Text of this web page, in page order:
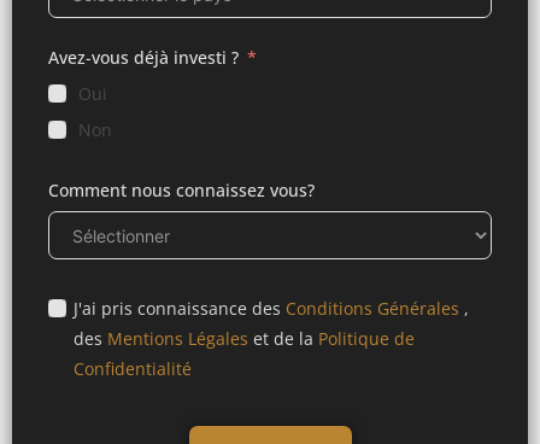
Avez-vous déjà investi ?
Oui
Non
Comment nous connaissez vous?
J'ai pris connaissance des Conditions Générales ,
des Mentions Légales et de la Politique de
Confidentialité